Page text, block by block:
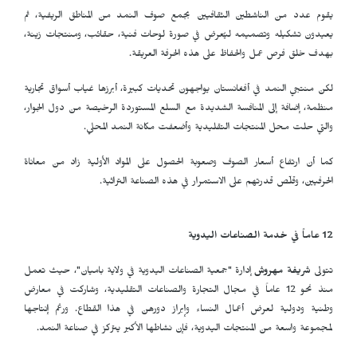
يقوم عدد من الناشطين الثقافيين بجمع صوف النمد من المناطق الريفية، ثم
يعيدون تشكيله وتصميمه ليُعرض في صورة لوحات فنية، حقائب، ومنتجات زينة،
بهدف خلق فرص عمل والحفاظ على هذه الحرفة العريقة.
لكن منتجي النمد في أفغانستان يواجهون تحديات كبيرة، أبرزها غياب أسواق تجارية
منظمة، إضافة إلى المنافسة الشديدة مع السلع المستوردة الرخيصة من دول الجوار،
والتي حلت محل المنتجات التقليدية وأضعفت مكانة النمد المحلي.
كما أن ارتفاع أسعار الصوف وصعوبة الحصول على المواد الأولية زاد من معاناة
الحرفيين، وقلّص قدرتهم على الاستمرار في هذه الصناعة التراثية.
12 عاماً في خدمة الصناعات اليدوية
تتولى شريفة مهروشإدارة "جمعية الصناعات اليدوية في ولاية باميان"، حيث تعمل
منذ نحو 12 عاماً في مجال التجارة والصناعات التقليدية، وشاركت في معارض
وطنية ودولية لعرض أعمال النساء وإبراز دورهن في هذا القطاع. ورغم إنتاجها
لمجموعة واسعة من المنتجات اليدوية، فإن نشاطها الأكبر يتركز في صناعة النمد.